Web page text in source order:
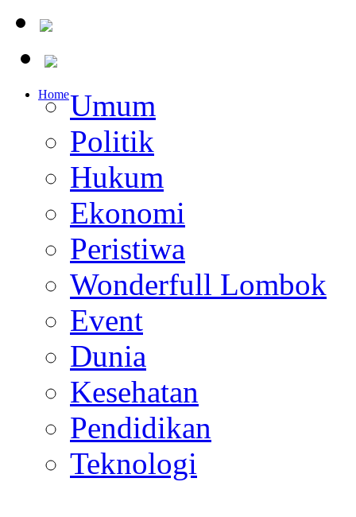
HomeUmum
Politik
Hukum
Ekonomi
Peristiwa
Wonderfull Lombok
Event
Dunia
Kesehatan
Pendidikan
Teknologi